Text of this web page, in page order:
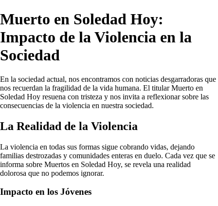
Muerto en Soledad Hoy:
Impacto de la Violencia en la
Sociedad
En la sociedad actual, nos encontramos con noticias desgarradoras que
nos recuerdan la fragilidad de la vida humana. El titular Muerto en
Soledad Hoy resuena con tristeza y nos invita a reflexionar sobre las
consecuencias de la violencia en nuestra sociedad.
La Realidad de la Violencia
La violencia en todas sus formas sigue cobrando vidas, dejando
familias destrozadas y comunidades enteras en duelo. Cada vez que se
informa sobre Muertos en Soledad Hoy, se revela una realidad
dolorosa que no podemos ignorar.
Impacto en los Jóvenes